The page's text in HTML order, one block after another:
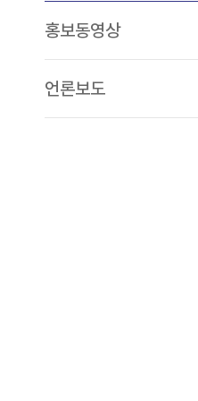
홍보동영상
언론보도